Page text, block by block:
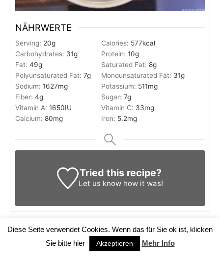
NÄHRWERTE
Serving: 20g Calories: 577kcal
Carbohydrates: 31g Protein: 10g
Fat: 49g Saturated Fat: 8g
Polyunsaturated Fat: 7g Monounsaturated Fat: 31g
Sodium: 1627mg Potassium: 511mg
Fiber: 4g Sugar: 7g
Vitamin A: 1650IU Vitamin C: 33mg
Calcium: 80mg Iron: 5.2mg
Tried this recipe?
Let us knowhow it was!
0 comments
Diese Seite verwendet Cookies. Wenn das für Sie ok ist, klicken
Sie bitte hier
Akzeptieren Mehr Info